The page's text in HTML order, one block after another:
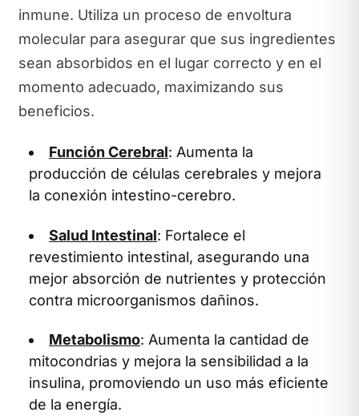
inmune. Utiliza un proceso de envoltura
molecular para asegurar que sus ingredientes
sean absorbidos en el lugar correcto y en el
momento adecuado, maximizando sus
beneficios.
Función Cerebral: Aumenta la
producción de células cerebrales y mejora
la conexión intestino-cerebro.
Salud Intestinal: Fortalece el
revestimiento intestinal, asegurando una
mejor absorción de nutrientes y protección
contra microorganismos dañinos.
Metabolismo: Aumenta la cantidad de
mitocondrias y mejora la sensibilidad a la
insulina, promoviendo un uso más eficiente
de la energía.